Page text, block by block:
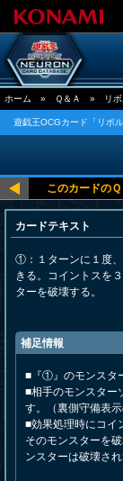
ホーム » Ｑ＆Ａ » リ
遊戯王OCGカード「リボ
カードテキスト
①：１ターンに１度
きる。コイントスを
ターを破壊する。
補足情報
■『①』のモンスタ
■相手のモンスター
す。（裏側守備表
■効果処理時にコイ
そのモンスターを
ンスターは破壊さ